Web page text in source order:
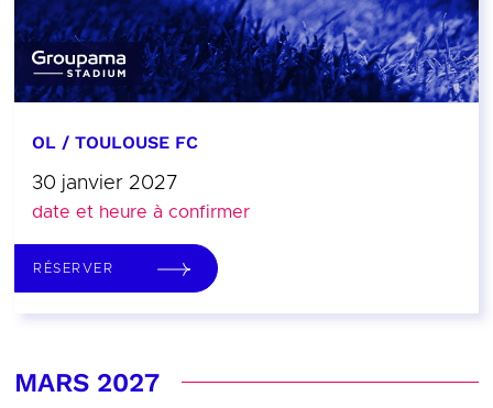
OL / TOULOUSE FC
30 janvier 2027
date et heure à confirmer
RÉSERVER
MARS 2027